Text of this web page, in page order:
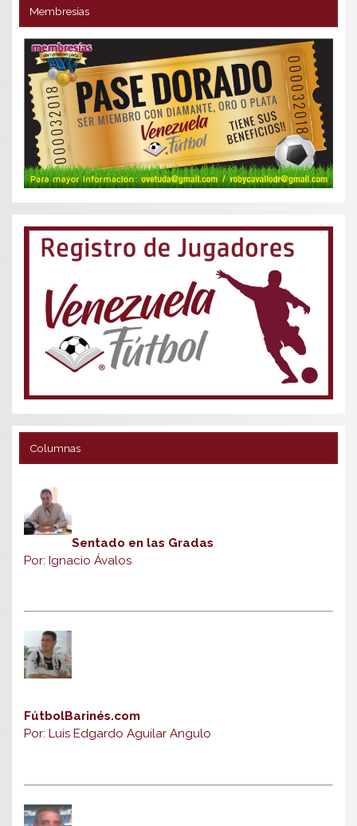
Membresías
Columnas
Sentado en las Gradas
Por: Ignacio Ávalos
FútbolBarinés.com
Por: Luis Edgardo Aguilar Angulo